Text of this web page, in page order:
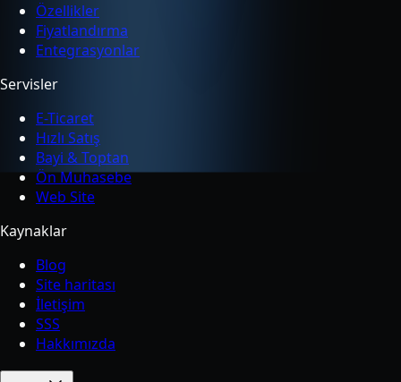
Özellikler
Fiyatlandırma
Entegrasyonlar
Servisler
E-Ticaret
Hızlı Satış
Bayi & Toptan
Ön Muhasebe
Web Site
Kaynaklar
Blog
Site haritası
İletişim
SSS
Hakkımızda